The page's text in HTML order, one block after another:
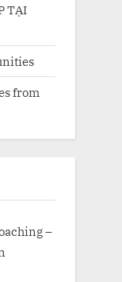
TẠI
from
–